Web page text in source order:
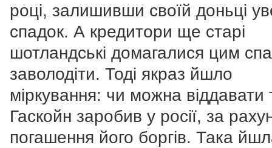
році, залишивши своїй доньці
спадок. А кредитори ще старі
шотландські домагалися цим
заволодіти. Тоді якраз йшло
міркування: чи можна
Гаскойн заробив у росії, за
погашення його боргів. Така